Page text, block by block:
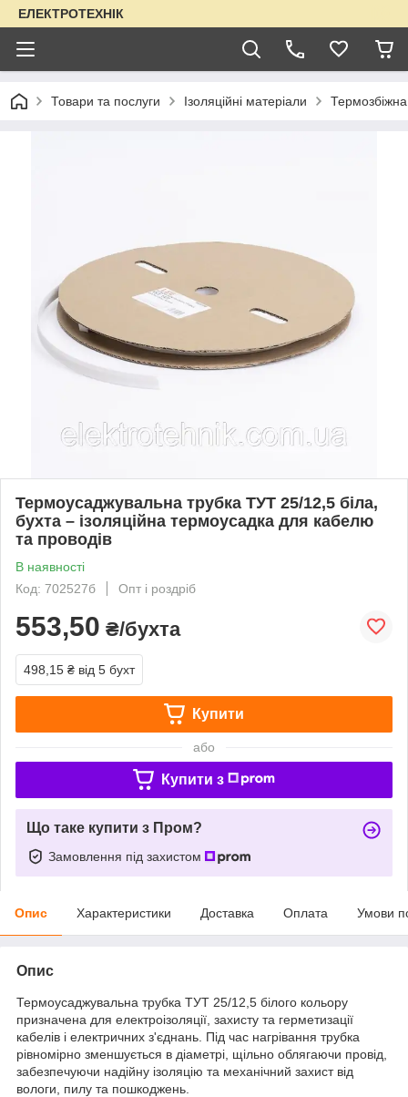
ЕЛЕКТРОТЕХНІК
Товари та послуги Ізоляційні матеріали
Термоусаджувальна трубка ТУТ 25/12,5 біла,
бухта – ізоляційна термоусадка для кабелю
та проводів
В наявності
Код: 702527б
Опт і роздріб
553,50 ₴/бухта
498,15 ₴ від 5 бухт
Купити
або
Купити з
Що таке купити з Пром?
Замовлення під захистом
Опис Характеристики Доставка Оплата Умови
Опис
Термоусаджувальна трубка ТУТ 25/12,5 білого кольору
призначена для електроізоляції, захисту та герметизації
кабелів і електричних з'єднань. Під час нагрівання трубка
рівномірно зменшується в діаметрі, щільно облягаючи провід,
забезпечуючи надійну ізоляцію та механічний захист від
вологи, пилу та пошкоджень.